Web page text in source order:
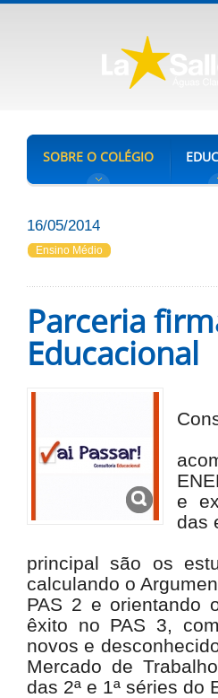
SOBRE O COLÉGIO
16/05/2014
Ensino Médio
Parceria
Educacional
e
das
principal são os
calculando o
PAS 2 e orientando
êxito no PAS 3,
novos e
Mercado de
das 2ª e 1ª séries do